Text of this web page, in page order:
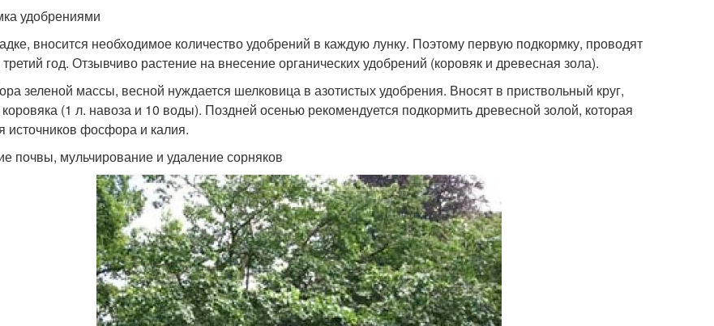
удобрениями
вносится необходимое количество удобрений в каждую лунку. Поэтому первую подкормку, проводят
год. Отзывчиво растение на внесение органических удобрений (коровяк и древесная зола).
зеленой массы, весной нуждается шелковица в азотистых удобрения. Вносят в приствольный круг,
(1 л. навоза и 10 воды). Поздней осенью рекомендуется подкормить древесной золой, которая
источников фосфора и калия.
почвы, мульчирование и удаление сорняков